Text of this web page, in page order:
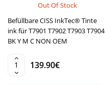
Out Of Stock
Befüllbare CISS InkTec® Tinte
ink für T7901 T7902 T7903 T7904
BK Y M C NON OEM
139.90€